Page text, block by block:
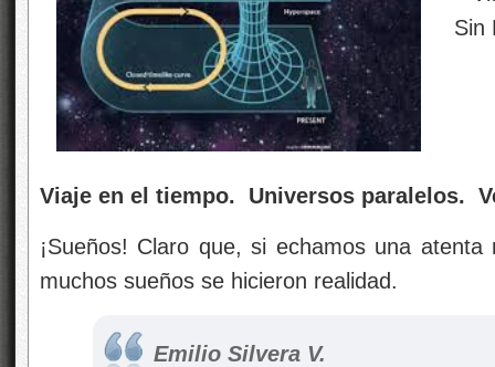
Viaje en el tiempo. Universos paralelos.
¡Sueños! Claro que, si echamos una
muchos sueños se hicieron realidad.
Emilio Silvera V.